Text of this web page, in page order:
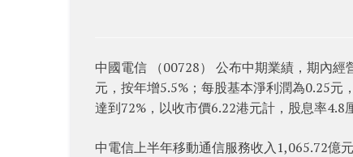
中國電信 （00728） 公布中期業績，期內
元，按年增5.5%；每股基本淨利潤為0.25
達到72%，以收市價6.22港元計，股息率4.8厘
中電信上半年移動通信服務收入1,065.72億